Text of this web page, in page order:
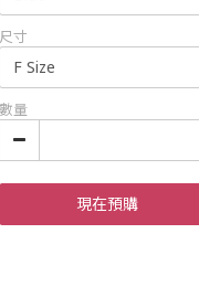
尺寸
數量
現在預購